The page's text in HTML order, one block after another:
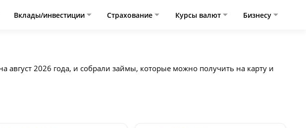
Вклады/инвестиции Страхование Курсы валют Бизнесу
2026 года, и собрали займы, которые можно получить на карту и